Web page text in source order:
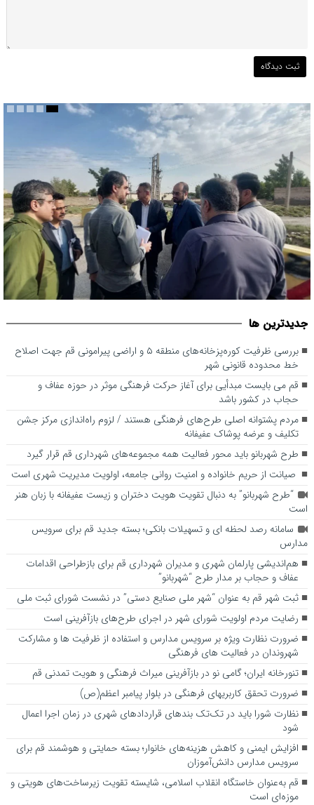
اصلاح خط محدوده قانونی شهر
جديدترين ها
بررسی ظرفیت کوره‌پزخانه‌های منطقه ۵ و اراضی پیرامونی قم جهت اصلاح
خط محدوده قانونی شهر
قم می بایست مبدأیی برای آغاز حرکت فرهنگی موثر در حوزه عفاف و
حجاب در کشور باشد
مردم پشتوانه اصلی طرح‌های فرهنگی هستند / لزوم راه‌اندازی مرکز جشن
تکلیف و عرضه پوشاک عفیفانه
طرح شهربانو باید محور فعالیت همه مجموعه‌های شهرداری قم قرار گیرد
صیانت از حریم خانواده و امنیت روانی جامعه، اولویت مدیریت شهری است
“طرح شهربانو” به دنبال تقویت هویت دختران و زیست عفیفانه با زبان هنر
است
سامانه رصد لحظه ای و تسهیلات بانکی؛ بسته جدید قم برای سرویس
مدارس
هم‌اندیشی پارلمان شهری و مدیران شهرداری قم برای بازطراحی اقدامات
عفاف و حجاب بر مدار طرح “شهربانو”
ثبت شهر قم به عنوان “شهر ملی صنایع دستی” در نشست شورای ثبت ملی
رضایت مردم اولویت شورای شهر در اجرای طرح‌های بازآفرینی است
ضرورت نظارت ویژه بر سرویس مدارس و استفاده از ظرفیت ها و مشارکت
شهروندان در فعالیت های فرهنگی
تنورخانه ایران؛ گامی نو در بازآفرینی میراث فرهنگی و هویت تمدنی قم
ضرورت تحقق کاربری­های فرهنگی در بلوار پیامبر اعظم(ص)
نظارت شورا باید در تک‌تک بندهای قراردادهای شهری در زمان اجرا اعمال
شود
افزایش ایمنی و کاهش هزینه‌های خانوار؛ بسته حمایتی و هوشمند قم برای
سرویس مدارس دانش‌آموزان
قم به‌عنوان خاستگاه انقلاب اسلامی، شایسته تقویت زیرساخت‌های هویتی و
موزه‌ای است